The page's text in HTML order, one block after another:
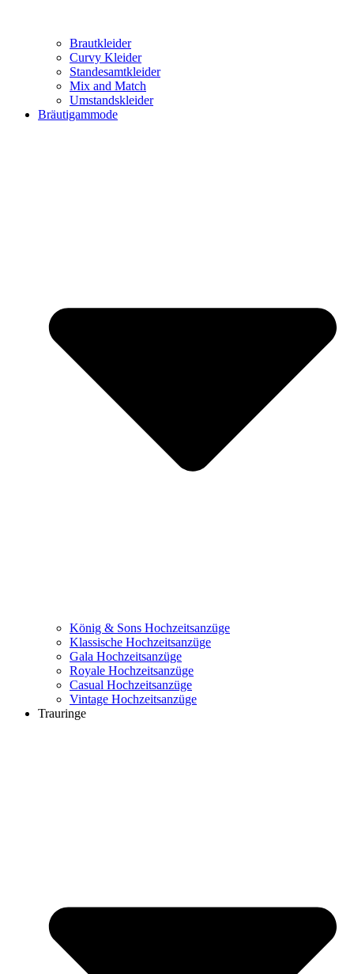
Brautkleider
Curvy Kleider
Standesamtkleider
Mix and Match
Umstandskleider
Bräutigammode
König & Sons Hochzeitsanzüge
Klassische Hochzeitsanzüge
Gala Hochzeitsanzüge
Royale Hochzeitsanzüge
Casual Hochzeitsanzüge
Vintage Hochzeitsanzüge
Trauringe